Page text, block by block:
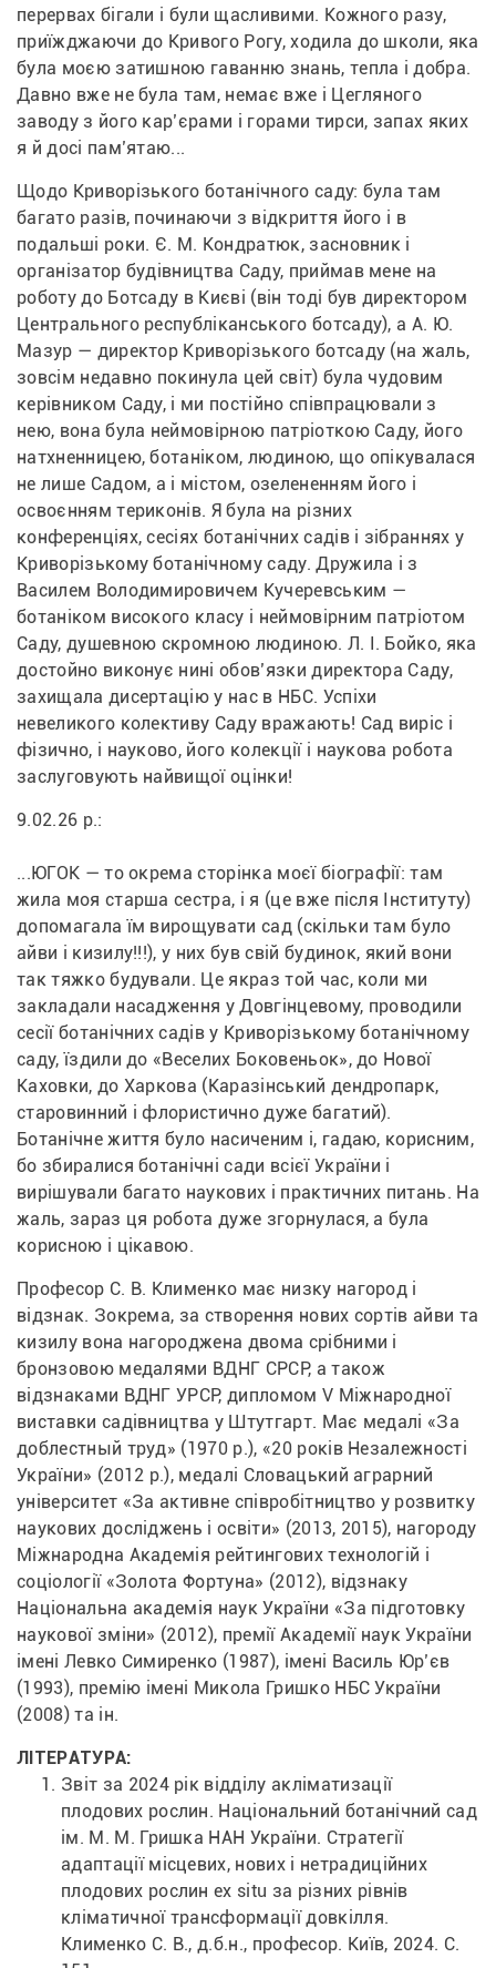
перервах бігали і були щасливими. Кожного разу,
приїжджаючи до Кривого Рогу, ходила до школи, яка
була моєю затишною гаванню знань, тепла і добра.
Давно вже не була там, немає вже і Цегляного
заводу з його кар’єрами і горами тирси, запах яких
я й досі пам’ятаю...
Щодо Криворізького ботанічного саду: була там
багато разів, починаючи з відкриття його і в
подальші роки. Є. М. Кондратюк, засновник і
організатор будівництва Саду, приймав мене на
роботу до Ботсаду в Києві (він тоді був директором
Центрального республіканського ботсаду), а А. Ю.
Мазур — директор Криворізького ботсаду (на жаль,
зовсім недавно покинула цей світ) була чудовим
керівником Саду, і ми постійно співпрацювали з
нею, вона була неймовірною патріоткою Саду, його
натхненницею, ботаніком, людиною, що опікувалася
не лише Садом, а і містом, озелененням його і
освоєнням териконів. Я була на різних
конференціях, сесіях ботанічних садів і зібраннях у
Криворізькому ботанічному саду. Дружила і з
Василем Володимировичем Кучеревським —
ботаніком високого класу і неймовірним патріотом
Саду, душевною скромною людиною. Л. І. Бойко, яка
достойно виконує нині обов’язки директора Саду,
захищала дисертацію у нас в НБС. Успіхи
невеликого колективу Саду вражають! Сад виріс і
фізично, і науково, його колекції і наукова робота
заслуговують найвищої оцінки!
9.02.26 р.:
...ЮГОК — то окрема сторінка моєї біографії: там
жила моя старша сестра, і я (це вже після Інституту)
допомагала їм вирощувати сад (скільки там було
айви і кизилу!!!), у них був свій будинок, який вони
так тяжко будували. Це якраз той час, коли ми
закладали насадження у Довгінцевому, проводили
сесії ботанічних садів у Криворізькому ботанічному
саду, їздили до «Веселих Боковеньок», до Нової
Каховки, до Харкова (Каразінський дендропарк,
старовинний і флористично дуже багатий).
Ботанічне життя було насиченим і, гадаю, корисним,
бо збиралися ботанічні сади всієї України і
вирішували багато наукових і практичних питань. На
жаль, зараз ця робота дуже згорнулася, а була
корисною і цікавою.
Професор С. В. Клименко має низку нагород і
відзнак. Зокрема, за створення нових сортів айви та
кизилу вона нагороджена двома срібними і
бронзовою медалями ВДНГ СРСР, а також
відзнаками ВДНГ УРСР, дипломом V Міжнародної
виставки садівництва у Штутгарт. Має медалі «За
доблестный труд» (1970 р.), «20 років Незалежності
України» (2012 р.), медалі Словацький аграрний
університет «За активне співробітництво у розвитку
наукових досліджень і освіти» (2013, 2015), нагороду
Міжнародна Академія рейтингових технологій і
соціології «Золота Фортуна» (2012), відзнаку
Національна академія наук України «За підготовку
наукової зміни» (2012), премії Академії наук України
імені Левко Симиренко (1987), імені Василь Юр’єв
(1993), премію імені Микола Гришко НБС України
(2008) та ін.
ЛІТЕРАТУРА:
Звіт за 2024 рік відділу акліматизації
плодових рослин. Національний ботанічний сад
ім. М. М. Гришка НАН України. Стратегії
адаптації місцевих, нових і нетрадиційних
плодових рослин ex situ за різних рівнів
кліматичної трансформації довкілля.
Клименко С. В., д.б.н., професор. Київ, 2024. С.